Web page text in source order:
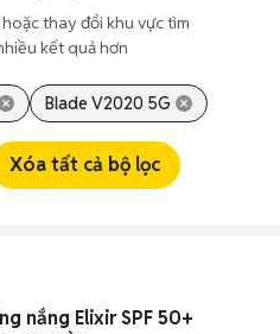
thay đổi khu vực tìm
kết quả hơn
Blade V2020 5G
Xóa tất cả bộ lọc
nắng Elixir SPF 50+